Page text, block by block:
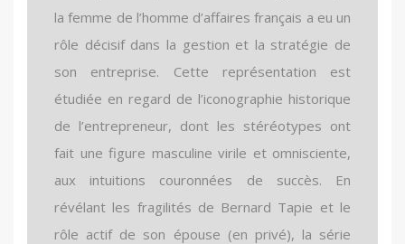
la femme de l’homme d’affaires français a eu un
rôle décisif dans la gestion et la stratégie de
son entreprise. Cette représentation est
étudiée en regard de l’iconographie historique
de l’entrepreneur, dont les stéréotypes ont
fait une figure masculine virile et omnisciente,
aux intuitions couronnées de succès. En
révélant les fragilités de Bernard Tapie et le
rôle actif de son épouse (en privé), la série